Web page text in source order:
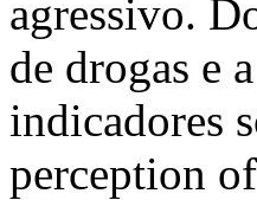
agressivo.
de drogas e
indicadores
perception